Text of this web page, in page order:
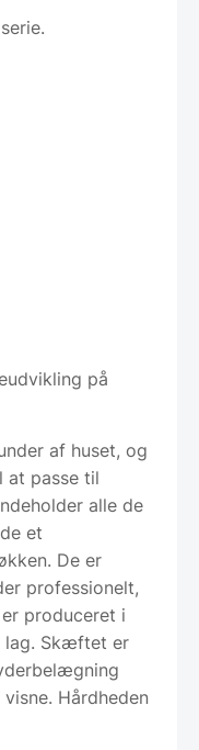
på
af huset, og
at passe til
alle de
et
De er
professionelt,
produceret i
lag. Skæftet er
Hårdheden